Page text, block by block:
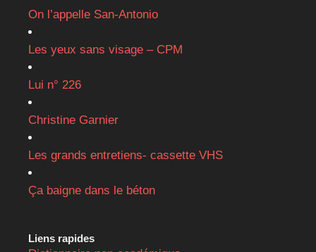
On l’appelle San-Antonio
Les yeux sans visage – CPM
Lui n° 226
Christine Garnier
Les grands entretiens- cassette VHS
Ça baigne dans le béton
Liens rapides